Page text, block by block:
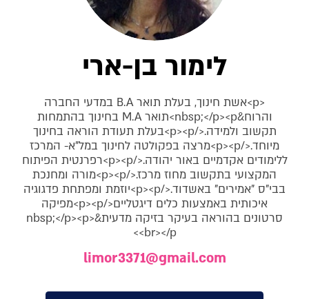
לימור בן-ארי
<p>אשת חינוך, בעלת תואר B.A במדעי החברה
והרוח&nbsp;</p><p>תואר M.A בחינוך בהתמחות
תקשוב ולמידה.</p><p>בעלת תעודת הוראה בחינוך
מיוחד.</p><p>מרצה בפקולטה לחינוך במל"א- המרכז
ללימודים אקדמיים באור יהודה.</p><p>רפרנטית הפיתוח
המקצועי בתקשוב מחוז מרכז.</p><p>מורה ומחנכת
בבי"ס "אמירים" באשדוד.</p><p>יוזמת ומפתחת פדגוגיה
איכותית באמצעות כלים דיגטליים</p><p>מפיקה
סרטונים בהוראה בעיקר בזיקה מדעית&nbsp;</p><p>
<br></p>
limor3371@gmail.com